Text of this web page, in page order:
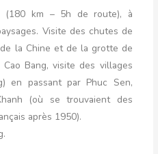
(180 km – 5h de route), à
Visite des chutes de
la Chine et de la grotte de
Bang, visite des villages
en passant par Phuc Sen,
(où se trouvaient des
après 1950).